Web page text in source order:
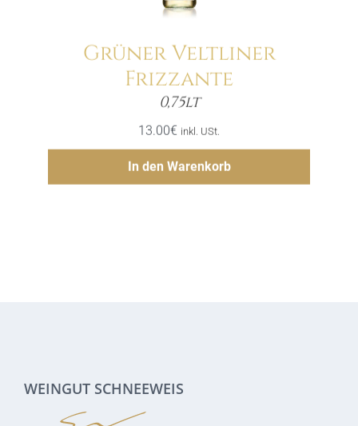
Grüner Veltliner
Frizzante
0,75lt
13.00€ inkl. USt.
In den Warenkorb
Menge
Hinzufügen
WEINGUT SCHNEEWEIS